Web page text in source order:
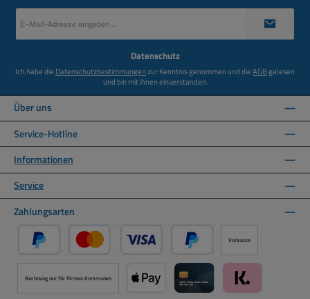
Mail-
Datenschutz
Ich habe die Datenschutzbestimmungenzur Kenntnis genommen und dieAGBgelesen
und bin mit ihnen einverstanden.
Über uns
Service-Hotline
Informationen
Service
Zahlungsarten
PayPal Kredit- oder Debitkarte über PayPal
Später Bezahlen über PayPal
Vorkasse
Rechnung nur für Firmen Kommunen